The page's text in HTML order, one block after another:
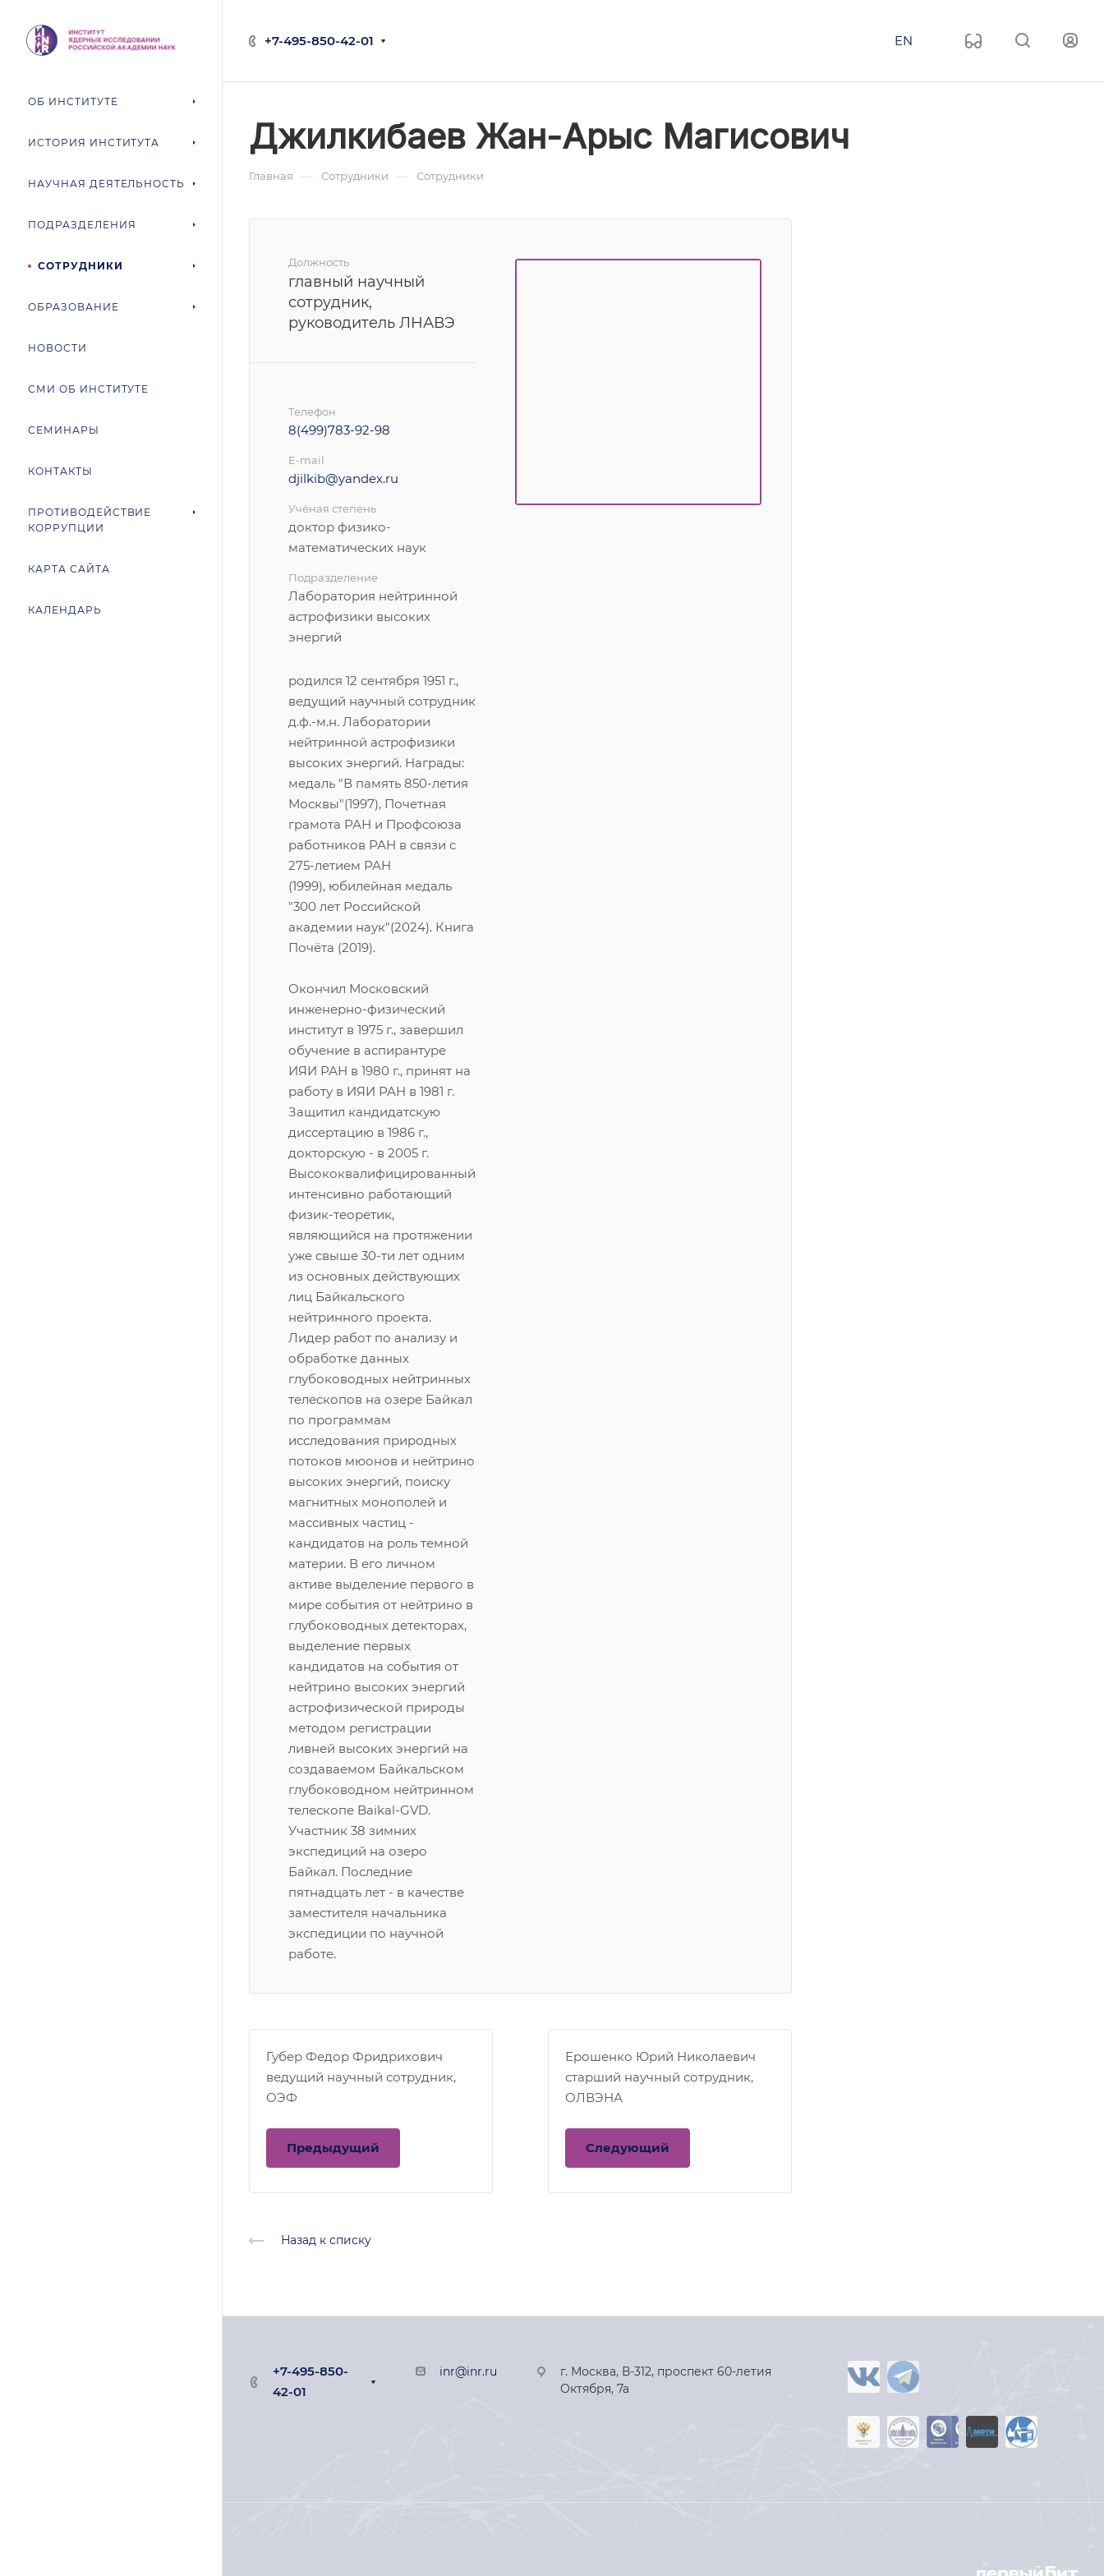
+7-495-850-42-01 EN
ОБ ИНСТИТУТЕ
ИСТОРИЯ ИНСТИТУТА
НАУЧНАЯ ДЕЯТЕЛЬНОСТЬ
ПОДРАЗДЕЛЕНИЯ
СОТРУДНИКИ
ОБРАЗОВАНИЕ
НОВОСТИ
СМИ ОБ ИНСТИТУТЕ
СЕМИНАРЫ
КОНТАКТЫ
ПРОТИВОДЕЙСТВИЕ
КОРРУПЦИИ
КАРТА САЙТА
КАЛЕНДАРЬ
Джилкибаев Жан-Арыс Магисович
Главная — Сотрудники — Сотрудники
Должность
главный научный
сотрудник,
руководитель ЛНАВЭ
Телефон
8(499)783-92-98
E-mail
djilkib@yandex.ru
Учёная степень
доктор физико-
математических наук
Подразделение
Лаборатория нейтринной
астрофизики высоких
энергий
родился 12 сентября 1951 г.,
ведущий научный сотрудник
д.ф.-м.н. Лаборатории
нейтринной астрофизики
высоких энергий. Награды:
медаль "В память 850-летия
Москвы"(1997), Почетная
грамота РАН и Профсоюза
работников РАН в связи с
275-летием РАН
(1999), юбилейная медаль
"300 лет Российской
академии наук"(2024). Книга
Почёта (2019).
Окончил Московский
инженерно-физический
институт в 1975 г., завершил
обучение в аспирантуре
ИЯИ РАН в 1980 г., принят на
работу в ИЯИ РАН в 1981 г.
Защитил кандидатскую
диссертацию в 1986 г.,
докторскую - в 2005 г.
Высококвалифицированный
интенсивно работающий
физик-теоретик,
являющийся на протяжении
уже свыше 30-ти лет одним
из основных действующих
лиц Байкальского
нейтринного проекта.
Лидер работ по анализу и
обработке данных
глубоководных нейтринных
телескопов на озере Байкал
по программам
исследования природных
потоков мюонов и нейтрино
высоких энергий, поиску
магнитных монополей и
массивных частиц -
кандидатов на роль темной
материи. В его личном
активе выделение первого в
мире события от нейтрино в
глубоководных детекторах,
выделение первых
кандидатов на события от
нейтрино высоких энергий
астрофизической природы
методом регистрации
ливней высоких энергий на
создаваемом Байкальском
глубоководном нейтринном
телескопе Baikal-GVD.
Участник 38 зимних
экспедиций на озеро
Байкал. Последние
пятнадцать лет - в качестве
заместителя начальника
экспедиции по научной
работе.
Губер Федор Фридрихович
ведущий научный сотрудник,
ОЭФ
Предыдущий
Ерошенко Юрий Николаевич
старший научный сотрудник,
ОЛВЭНА
Следующий
Назад к списку
+7-495-850-
42-01
inr@inr.ru
г. Москва, В-312, проспект 60-летия
Октября, 7а